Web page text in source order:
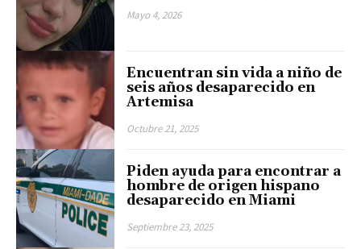
Mayo 4, 2026
Encuentran sin vida a niño de
seis años desaparecido en
Artemisa
Octubre 21, 2025
Piden ayuda para encontrar a
hombre de origen hispano
desaparecido en Miami
Septiembre 23, 2025